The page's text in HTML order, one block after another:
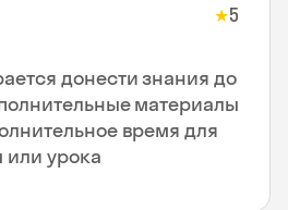
★5
донести знания до
материалы
время для
урока